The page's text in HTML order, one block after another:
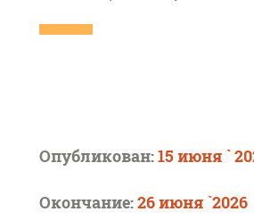
Опубликован:15 июня `
Окончание:26 июня `2026